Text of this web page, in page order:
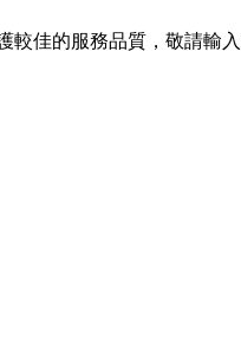
較佳的服務品質，敬請輸